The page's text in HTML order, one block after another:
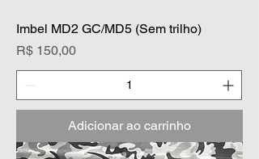
Imbel MD2 GC/MD5 (Sem trilho)
Preço
R$ 150,00
Adicionar ao carrinho